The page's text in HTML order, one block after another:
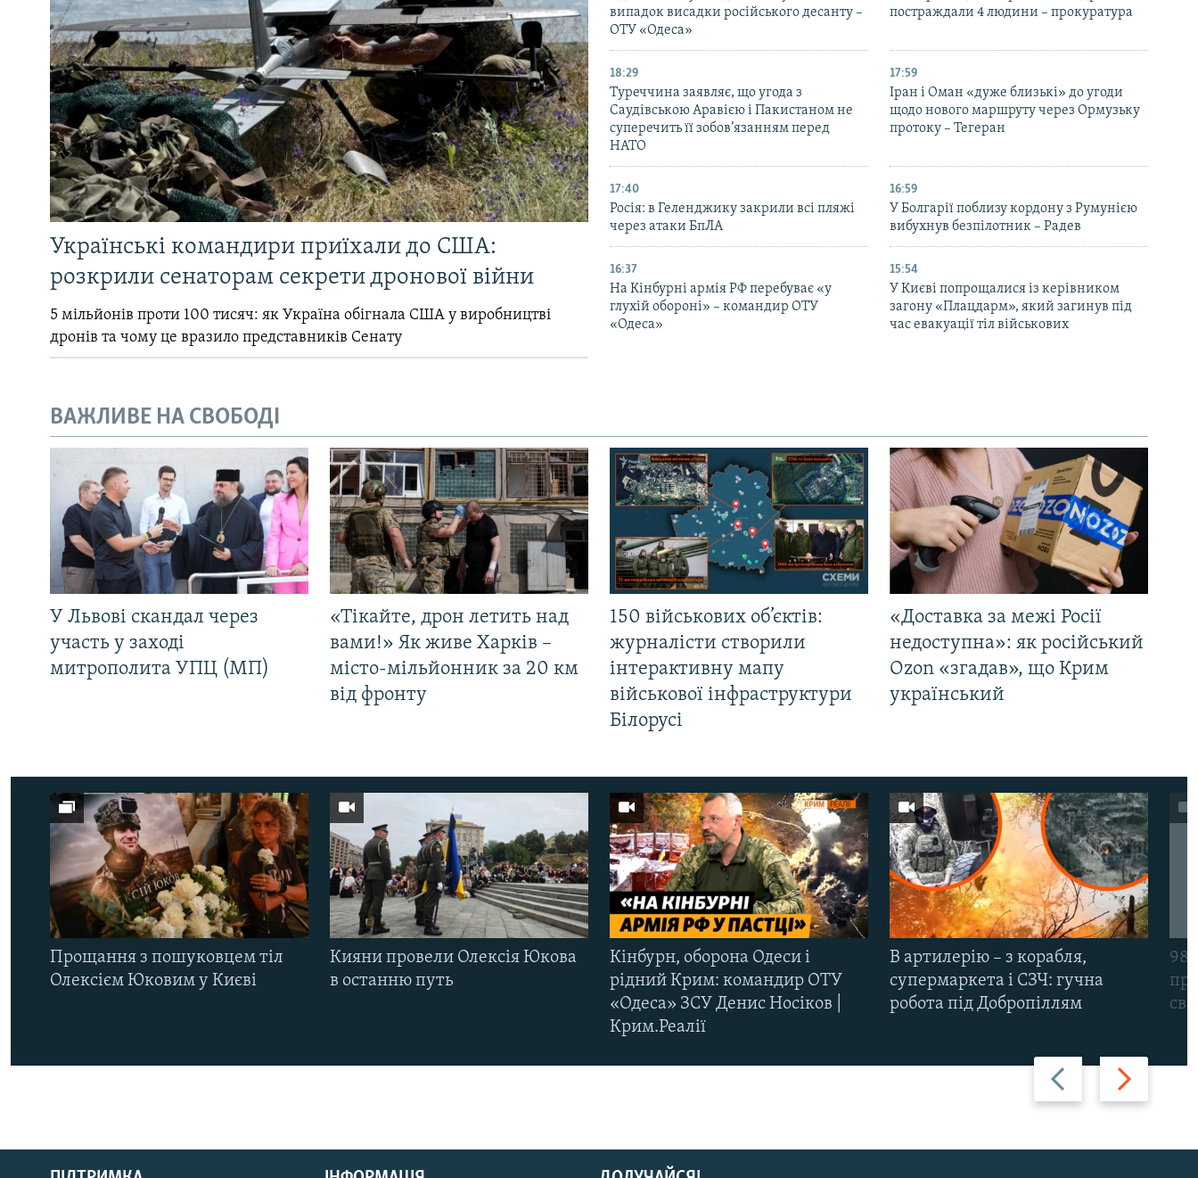
РУС
Українські командири приїхали до США:
розкрили сенаторам секрети дронової війни
5 мільйонів проти 100 тисяч: як Україна обігнала США у виробництві
дронів та чому це вразило представників Сенату
випадок висадки російського десанту –
ОТУ «Одеса»
постраждали 4 людини – прокуратура
18:29
Туреччина заявляє, що угода з
Саудівською Аравією і Пакистаном не
суперечить її зобов’язанням перед
НАТО
17:59
Іран і Оман «дуже близькі» до угоди
щодо нового маршруту через Ормузьку
протоку – Тегеран
17:40
Росія: в Геленджику закрили всі пляжі
через атаки БпЛА
16:59
У Болгарії поблизу кордону з Румунією
вибухнув безпілотник – Радев
16:37
На Кінбурні армія РФ перебуває «у
глухій обороні» – командир ОТУ
«Одеса»
15:54
У Києві попрощалися із керівником
загону «Плацдарм», який загинув під
час евакуації тіл військових
ВАЖЛИВЕ НА СВОБОДІ
У Львові скандал через
участь у заході
митрополита УПЦ (МП)
«Тікайте, дрон летить над
вами!» Як живе Харків –
місто-мільйонник за 20 км
від фронту
150 військових об’єктів:
журналісти створили
інтерактивну мапу
військової інфраструктури
Білорусі
«Доставка за межі Росії
недоступна»: як російський
Ozon «згадав», що Крим
український
Назад Вперед
Прощання з пошуковцем тіл
Олексієм Юковим у Києві
Кияни провели Олексія Юкова
в останню путь
Кінбурн, оборона Одеси і
рідний Крим: командир ОТУ
«Одеса» ЗСУ Денис Носіков |
Крим.Реалії
В артилерію – з корабля,
супермаркета і СЗЧ: гучна
робота під Добропіллям
98-